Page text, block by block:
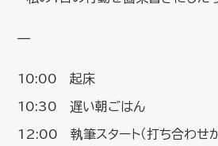
—
10:00 起床
10:30 遅い朝ごはん
12:00 執筆スタート（打ち合わせ